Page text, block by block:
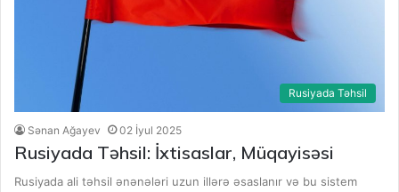
Rusiyada Təhsil
Sənan Ağayev 02 İyul 2025
Rusiyada Təhsil: İxtisaslar, Müqayisəsi
Rusiyada ali təhsil ənənələri uzun illərə əsaslanır və bu sistem